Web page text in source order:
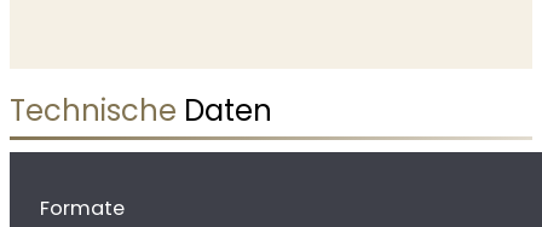
Technische Daten
Formate